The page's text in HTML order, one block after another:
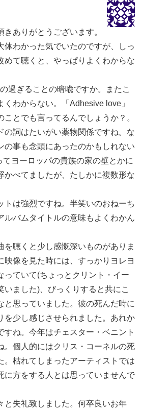
きありがとうございます。
体わかった気でいたのですが、しっ
めて聴くと、やっぱりよくわからな
過ぎることの暗喩ですか。またこ
わからない。「Adhesive love」
ことでも言ってるんでしょうか？。
の詞はたいがい薬物関係ですね。な
の事も念頭にあったのかもしれない
てヨーロッパの貴族の家の壁とかに
かべてましたが、たしかに複数形な
トは強烈ですね。半笑いのおねーち
ルバムタイトルの意味もよくわかん
を聴くと少し感慨深いものがありま
映像を見た時には、すっかりヨレヨ
っていて(ちょっとクリント・イー
いました)、びっくりすると共にこ
と思っていました。彼の死んだ時に
を少し感じさせられました。あれか
すね。今年はチェスター・ベニント
。個人的にはクリス・コーネルの死
。枯れてしまったアーティストでは
に方をする人とは思っていませんで
と失礼致しました。何卒良いお年